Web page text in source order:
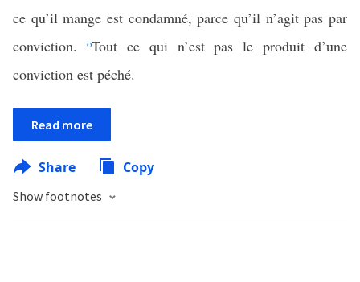
ce qu’il mange est condamné, parce qu’il n’agit pas par
conviction.
oTout ce qui n’est pas le produit d’une
conviction est péché.
Read more
Share Copy
Show footnotes